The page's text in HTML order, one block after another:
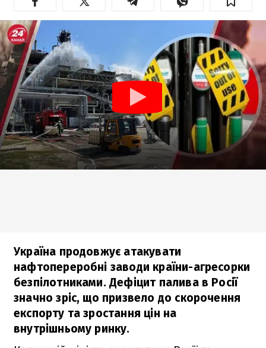
Україна продовжує атакувати
нафтопереробні заводи країни-агресорки
безпілотниками. Дефіцит палива в Росії
значно зріс, що призвело до скорочення
експорту та зростання цін на
внутрішньому ринку.